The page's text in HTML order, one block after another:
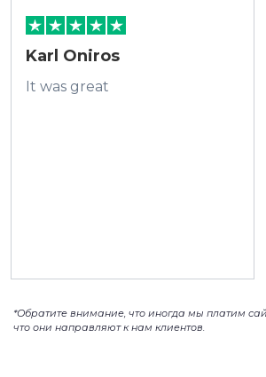
Karl Oniros
It was great
*Обратите внимание, что иногда мы платим
что они направляют к нам клиентов.